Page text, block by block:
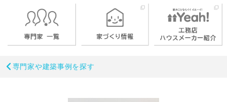
専門家や建築事例を探す